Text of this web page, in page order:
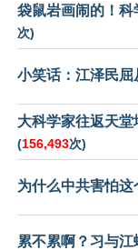
袋鼠岩画闹的！
次)
小笑话：江泽民屈
大科学家往返天
(156,493次)
为什么中共害怕
累不累啊？习与